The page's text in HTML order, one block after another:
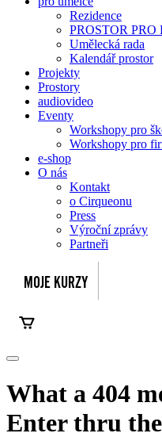
Rezidence
PROSTOR
Umělecká rada
Kalendář prostor
Projekty
Prostory
audiovideo
Eventy
Workshopy pro
Workshopy pro
e-shop
O nás
Kontakt
o Cirqueonu
Press
Výroční zprávy
Partneři
What a 404
Enter thru